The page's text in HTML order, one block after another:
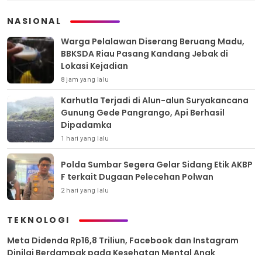
NASIONAL
Warga Pelalawan Diserang Beruang Madu,
BBKSDA Riau Pasang Kandang Jebak di
Lokasi Kejadian
8 jam yang lalu
Karhutla Terjadi di Alun-alun Suryakancana
Gunung Gede Pangrango, Api Berhasil
Dipadamka
1 hari yang lalu
Polda Sumbar Segera Gelar Sidang Etik AKBP
F terkait Dugaan Pelecehan Polwan
2 hari yang lalu
TEKNOLOGI
Meta Didenda Rp16,8 Triliun, Facebook dan Instagram